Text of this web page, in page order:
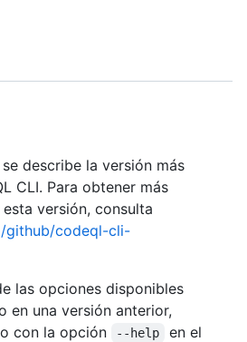
describe la versión más
CLI. Para obtener más
versión, consulta
github/codeql-cli-
las opciones disponibles
en una versión anterior,
con la opción
--help
en el